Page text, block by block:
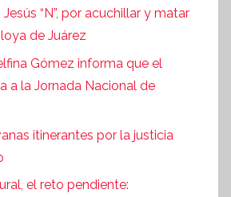
“N”, por acuchillar y matar
de Juárez
Gómez informa que el
a la Jornada Nacional de
itinerantes por la justicia
el reto pendiente: